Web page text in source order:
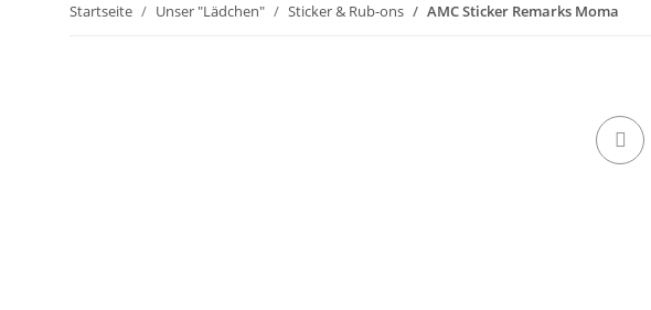
Startseite Unser "Lädchen" Sticker & Rub-ons AMC Sticker Remarks Moma